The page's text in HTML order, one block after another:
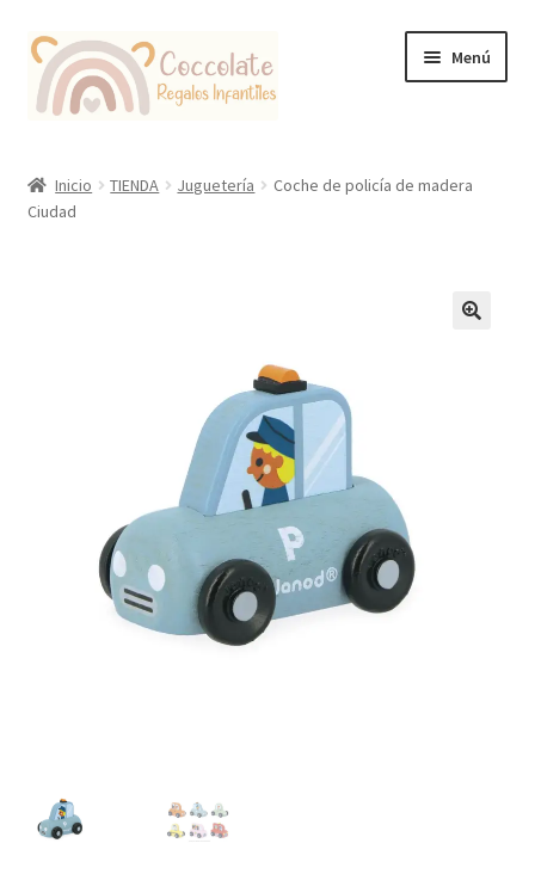
Ir
la
Ir
contenido
Menú
Coccolate Puericultura y Juguetería Educativa
Inicio TIENDA Juguetería
Coche de policía de madera
Ciudad